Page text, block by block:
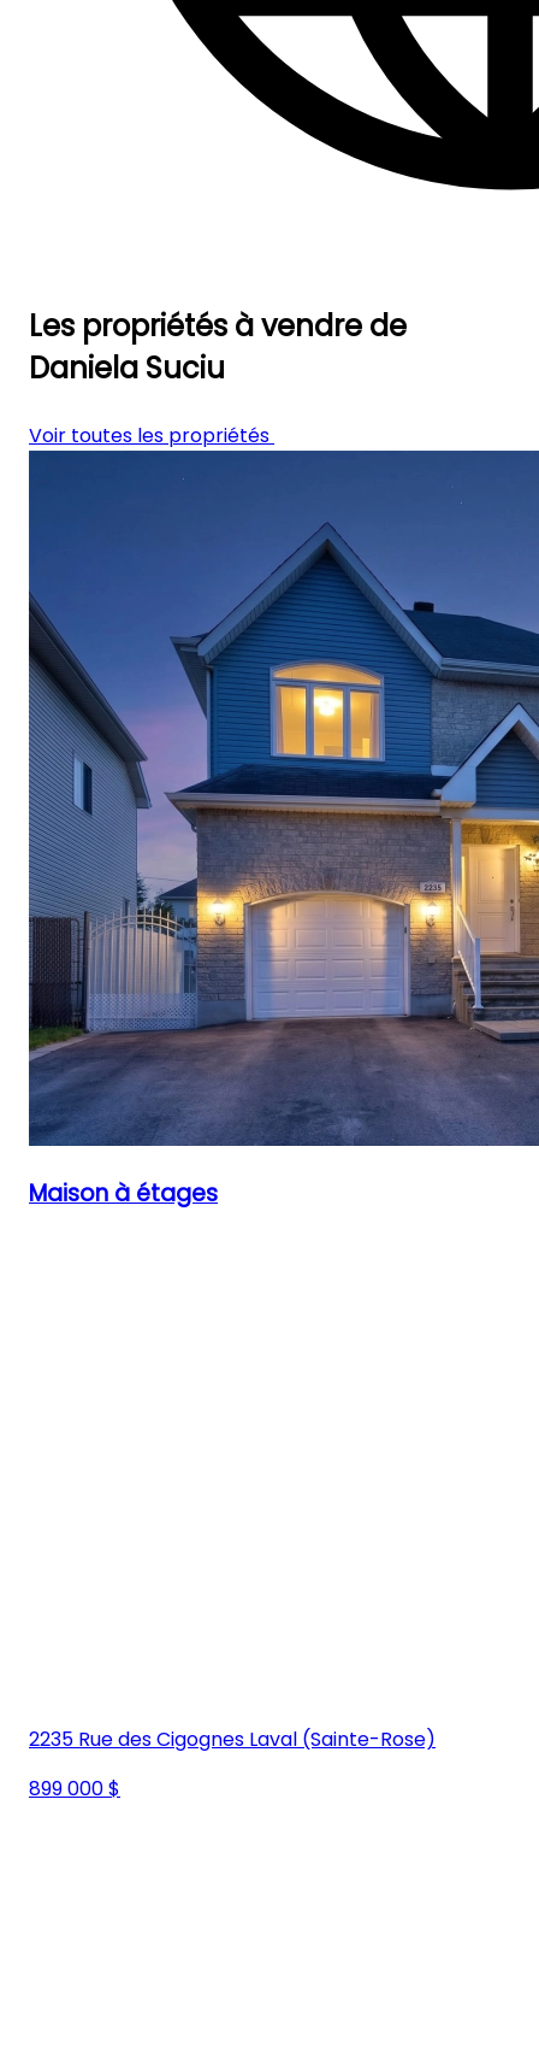
Les propriétés à vendre de
Daniela Suciu
Voir toutes les propriétés
Maison à étages
2235 Rue des Cigognes Laval (Sainte-Rose)
899 000 $